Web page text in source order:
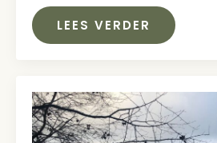
LEES VERDER